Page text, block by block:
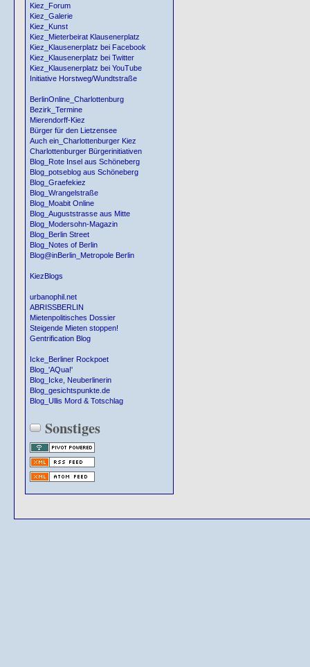
Kiez_Forum
Kiez_Galerie
Kiez_Kunst
Kiez_Mieterbeirat Klausenerplatz
Kiez_Klausenerplatz bei Facebook
Kiez_Klausenerplatz bei Twitter
Kiez_Klausenerplatz bei YouTube
Initiative Horstweg/Wundtstraße
BerlinOnline_Charlottenburg
Bezirk_Termine
Mierendorff-Kiez
Bürger für den Lietzensee
Auch ein_Charlottenburger Kiez
Charlottenburger Bürgerinitiativen
Blog_Rote Insel aus Schöneberg
Blog_potseblog aus Schöneberg
Blog_Graefekiez
Blog_Wrangelstraße
Blog_Moabit Online
Blog_Auguststrasse aus Mitte
Blog_Modersohn-Magazin
Blog_Berlin Street
Blog_Notes of Berlin
Blog@inBerlin_Metropole Berlin
KiezBlogs
urbanophil.net
ABRISSBERLIN
Mietenpolitisches Dossier
Steigende Mieten stoppen!
Gentrification Blog
Icke_Berliner Rockpoet
Blog_'AQua!'
Blog_Icke, Neuberlinerin
Blog_gesichtspunkte.de
Blog_Ullis Mord & Totschlag
Sonstiges